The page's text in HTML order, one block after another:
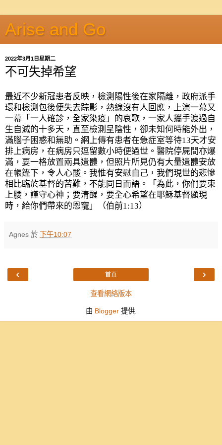
Arise and Go
2022年3月1日星期二
不可失掉希望
最近不少新冠患者反映，檢測陽性後在家隔離，政府派手
環和檢測包後便失去踪影，熱線沒有人回應，上演一幕又
一幕「一人確診，全家染疫」的哀歌，一家人攜手渡過自
生自滅的十多天，直至檢測呈陰性，卻未知何時能外出，
滿腦子困惑和無助。網上傳有患者在急症室等待13天才安
排上病房，在病房只逗留數小時便過世。醫院停屍間亦爆
滿，要一格放置兩具遺體，但照片所見仍有大量遺體安放
在帳篷下，令人心酸。我惟有安慰自己，我們現世的悲慘
相比臨於基督的苦難，不能同日而語。「為此，你們要束
上腰，謹守心神；要清醒，要全心希望在耶穌基督顯現
時，給你們帶來的恩寵」（伯前1:13）
Agnes 於 下午10:07
‹ ›
首頁
查看網絡版本
由 Blogger提供.